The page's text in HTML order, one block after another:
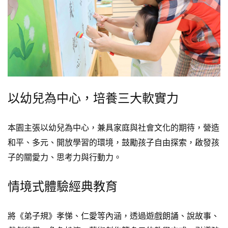
以幼兒為中心，培養三大軟實力
本園主張以幼兒為中心，兼具家庭與社會文化的期待，營造
和平、多元、開放學習的環境，鼓勵孩子自由探索，啟發孩
子的關愛力、思考力與行動力。
情境式體驗經典教育
將《弟子規》孝悌、仁愛等內涵，透過遊戲朗誦、說故事、